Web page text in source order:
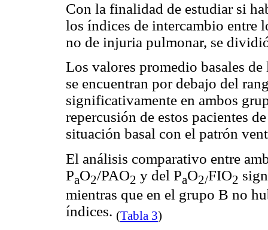
Con la finalidad de estudiar si
los índices de intercambio entre
no de injuria pulmonar, se
Los valores promedio basales
se encuentran por debajo del
significativamente en ambos
repercusión de estos pacientes
situación basal con el patrón
El análisis comparativo entre
PaO2/PAO2 y del PaO2/FIO2
mientras que en el grupo B no
índices. (Tabla 3)